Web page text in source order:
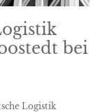
bei
Logistik